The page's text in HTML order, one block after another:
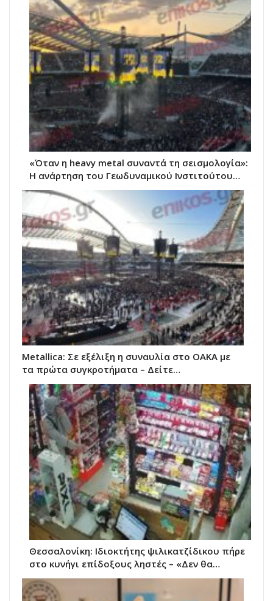
«Όταν η heavy metal συναντά τη σεισμολογία»:
Η ανάρτηση του Γεωδυναμικού Ινστιτούτου…
Metallica: Σε εξέλιξη η συναυλία στο ΟΑΚΑ με
τα πρώτα συγκροτήματα – Δείτε…
Θεσσαλονίκη: Ιδιοκτήτης ψιλικατζίδικου πήρε
στο κυνήγι επίδοξους ληστές – «Δεν θα…